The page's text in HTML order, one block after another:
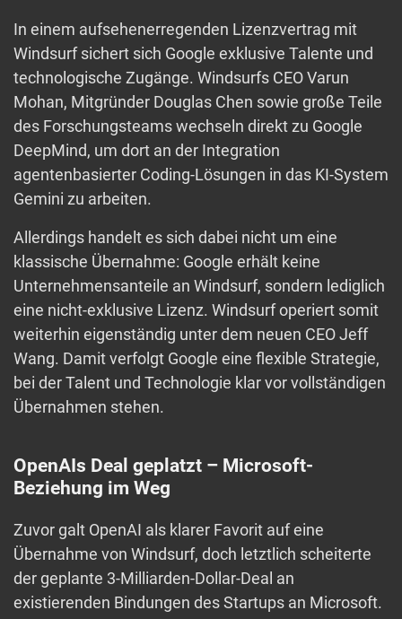
In einem aufsehenerregenden Lizenzvertrag mit
Windsurf sichert sich Google exklusive Talente und
technologische Zugänge. Windsurfs CEO Varun
Mohan, Mitgründer Douglas Chen sowie große Teile
des Forschungsteams wechseln direkt zu Google
DeepMind, um dort an der Integration
agentenbasierter Coding-Lösungen in das KI-System
Gemini zu arbeiten.
Allerdings handelt es sich dabei nicht um eine
klassische Übernahme: Google erhält keine
Unternehmensanteile an Windsurf, sondern lediglich
eine nicht-exklusive Lizenz. Windsurf operiert somit
weiterhin eigenständig unter dem neuen CEO Jeff
Wang. Damit verfolgt Google eine flexible Strategie,
bei der Talent und Technologie klar vor vollständigen
Übernahmen stehen.
OpenAIs Deal geplatzt – Microsoft-
Beziehung im Weg
Zuvor galt OpenAI als klarer Favorit auf eine
Übernahme von Windsurf, doch letztlich scheiterte
der geplante 3-Milliarden-Dollar-Deal an
existierenden Bindungen des Startups an Microsoft.